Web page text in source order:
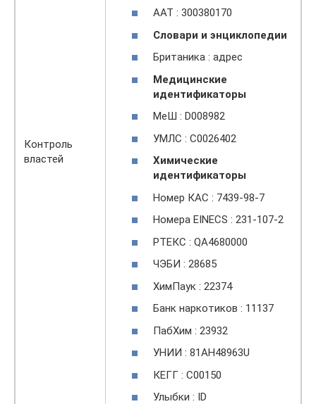
Контроль
властей
ААТ : 300380170
Словари и энциклопедии
Британика : адрес
Медицинские
идентификаторы
МеШ : D008982
УМЛС : C0026402
Химические
идентификаторы
Номер КАС : 7439-98-7
Номера EINECS : 231-107-2
РТЕКС : QA4680000
ЧЭБИ : 28685
ХимПаук : 22374
Банк наркотиков : 11137
ПабХим : 23932
УНИИ : 81AH48963U
КЕГГ : C00150
Улыбки : ID